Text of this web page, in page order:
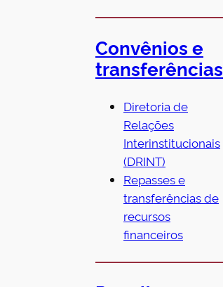
Convênios e
transferências
Diretoria de
Relações
Interinstitucionais
(DRINT)
Repasses e
transferências de
recursos
financeiros